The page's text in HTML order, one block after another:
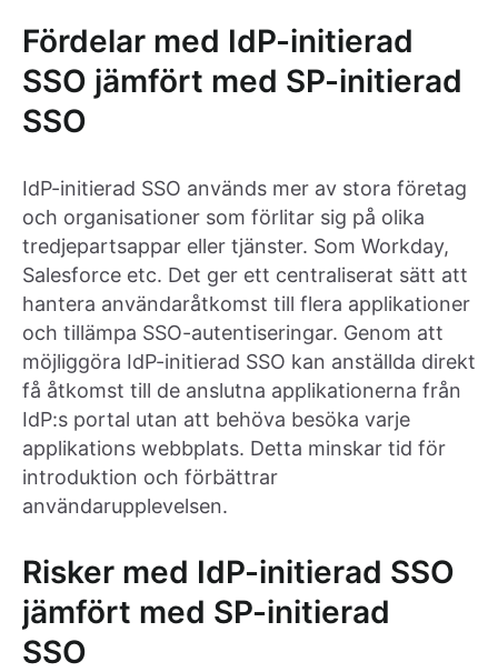
Fördelar med IdP-initierad
SSO jämfört med SP-initierad
SSO
IdP-initierad SSO används mer av stora företag
och organisationer som förlitar sig på olika
tredjepartsappar eller tjänster. Som Workday,
Salesforce etc. Det ger ett centraliserat sätt att
hantera användaråtkomst till flera applikationer
och tillämpa SSO-autentiseringar. Genom att
möjliggöra IdP-initierad SSO kan anställda direkt
få åtkomst till de anslutna applikationerna från
IdP:s portal utan att behöva besöka varje
applikations webbplats. Detta minskar tid för
introduktion och förbättrar
användarupplevelsen.
Risker med IdP-initierad SSO
jämfört med SP-initierad
SSO